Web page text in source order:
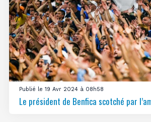
Publié le 19 Avr 2024 à 08h58
Le président de Benfica scotché par